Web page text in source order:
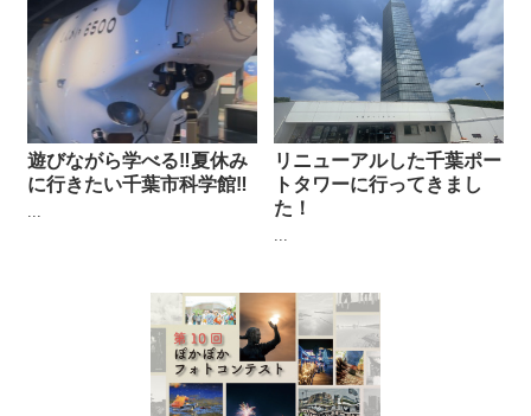
遊びながら学べる‼︎夏休み
に行きたい千葉市科学館‼︎
...
リニューアルした千葉ポー
トタワーに行ってきまし
た！
...